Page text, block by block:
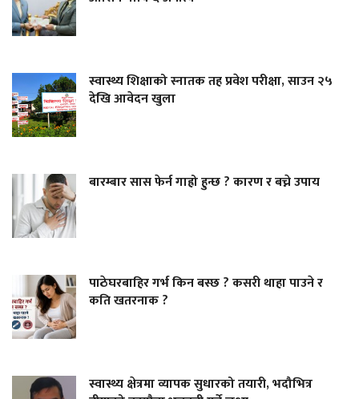
स्वास्थ्य शिक्षाको स्नातक तह प्रवेश परीक्षा, साउन २५
देखि आवेदन खुला
बारम्बार सास फेर्न गाह्रो हुन्छ ? कारण र बच्ने उपाय
पाठेघरबाहिर गर्भ किन बस्छ ? कसरी थाहा पाउने र
कति खतरनाक ?
स्वास्थ्य क्षेत्रमा व्यापक सुधारको तयारी, भदौभित्र